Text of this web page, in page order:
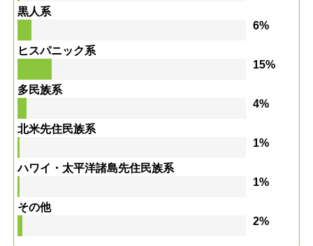
黒人系
6%
ヒスパニック系
15%
多民族系
4%
北米先住民族系
1%
ハワイ・太平洋諸島先住民族系
1%
その他
2%